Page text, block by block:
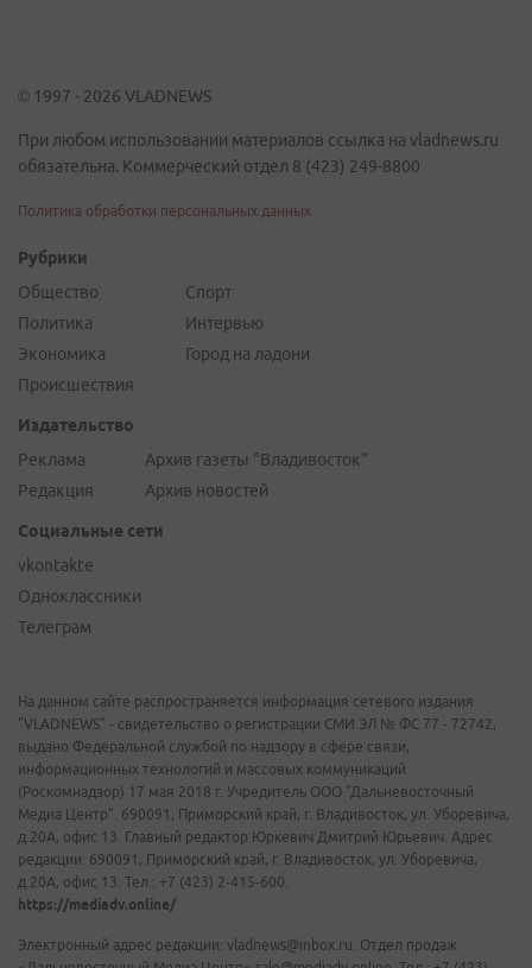
© 1997 - 2026 VLADNEWS
При любом использовании материалов ссылка на vladnews.ru
обязательна. Коммерческий отдел 8 (423) 249-8800
Политика обработки персональных данных
Рубрики
Общество
Политика
Экономика
Происшествия
Спорт
Интервью
Город на ладони
Издательство
Реклама
Редакция
Архив газеты "Владивосток"
Архив новостей
Социальные сети
vkontakte
Одноклассники
Телеграм
На данном сайте распространяется информация сетевого издания
"VLADNEWS" - свидетельство о регистрации СМИ ЭЛ № ФС 77 - 72742,
выдано Федеральной службой по надзору в сфере связи,
информационных технологий и массовых коммуникаций
(Роскомнадзор) 17 мая 2018 г. Учредитель ООО "Дальневосточный
Медиа Центр". 690091, Приморский край, г. Владивосток, ул. Уборевича,
д.20А, офис 13. Главный редактор Юркевич Дмитрий Юрьевич. Адрес
редакции: 690091, Приморский край, г. Владивосток, ул. Уборевича,
д.20А, офис 13. Тел.: +7 (423) 2-415-600.
https://mediadv.online/
Электронный адрес редакции: vladnews@inbox.ru. Отдел продаж